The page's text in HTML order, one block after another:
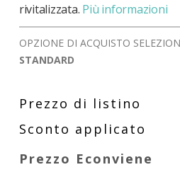
rivitalizzata. Più informazioni
OPZIONE DI ACQUISTO
STANDARD